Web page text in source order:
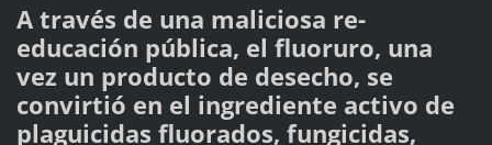
A través de una maliciosa re-
educación pública, el fluoruro, una
vez un producto de desecho, se
convirtió en el ingrediente activo de
plaguicidas fluorados, fungicidas,